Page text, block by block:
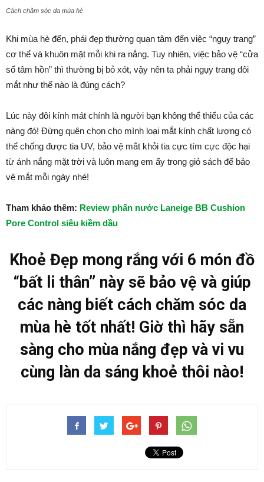
Cách chăm sóc da mùa hè
Khi mùa hè đến, phái đẹp thường quan tâm đến việc “ngụy trang”
cơ thể và khuôn mặt mỗi khi ra nắng. Tuy nhiên, việc bảo vệ “cửa
sổ tâm hồn” thì thường bị bỏ xót, vậy nên ta phải ngụy trang đôi
mắt như thế nào là đúng cách?
Lúc này đôi kính mát chính là người bạn không thể thiếu của các
nàng đó! Đừng quên chọn cho mình loại mắt kính chất lượng có
thể chống được tia UV, bảo vệ mắt khỏi tia cực tím cực độc hại
từ ánh nắng mặt trời và luôn mang em ấy trong giỏ sách để bảo
vệ mắt mỗi ngày nhé!
Tham khảo thêm: Review phấn nước Laneige BB Cushion
Pore Control siêu kiềm dầu
Khoẻ Đẹp mong rắng với 6 món đồ
“bất li thân” này sẽ bảo vệ và giúp
các nàng biết cách chăm sóc da
mùa hè tốt nhất! Giờ thì hãy sẵn
sàng cho mùa nắng đẹp và vi vu
cùng làn da sáng khoẻ thôi nào!